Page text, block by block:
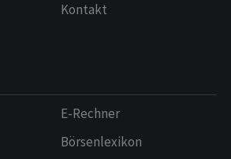
Kontakt
E-Rechner
Börsenlexikon